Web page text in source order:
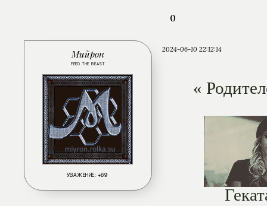
0
2024-06-10 22:12:14
Мийрон
FEED THE BEAST
УВАЖЕНИЕ: +69
«